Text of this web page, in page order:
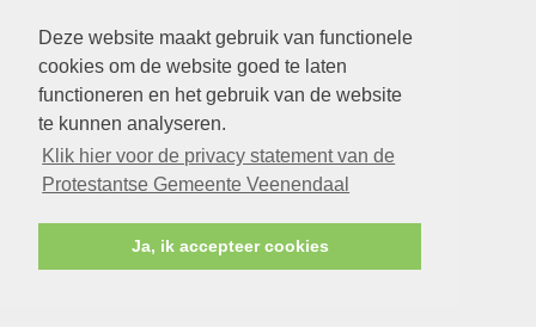
Deze website maakt gebruik van functionele
cookies om de website goed te laten
functioneren en het gebruik van de website
te kunnen analyseren.
Klik hier voor de privacy statement van de
Protestantse Gemeente Veenendaal
Ja, ik accepteer cookies